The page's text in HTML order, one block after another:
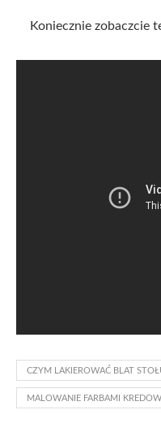
Koniecznie zobaczcie
CZYM LAKIEROWAĆ BLAT
MALOWANIE FARBAMI